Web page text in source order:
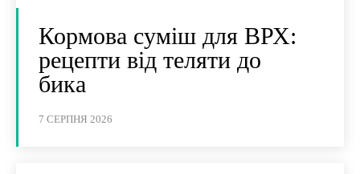
Кормова суміш для ВРХ:
рецепти від теляти до
бика
7 СЕРПНЯ 2026